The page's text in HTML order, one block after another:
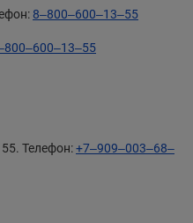
8‒800‒600‒13‒55
Телефон:+7‒909‒003‒68‒